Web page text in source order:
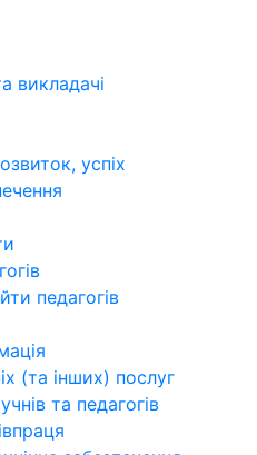
викладачі
успіх
педагогів
(та інших) послуг
та педагогів